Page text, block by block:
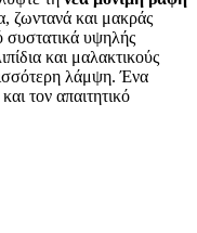
ζωντανά και μακράς
συστατικά υψηλής
και μαλακτικούς
λάμψη. Ένα
τον απαιτητικό